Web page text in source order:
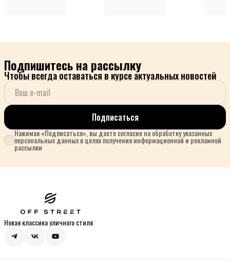
Подпишитесь на рассылку
Чтобы всегда оставаться в курсе актуальных новостей
Подписаться
Нажимая «Подписаться», вы даете согласие на обработку указанных
персональных данных в целях получения информационной и рекламной
рассылки
Новая классика уличного стиля